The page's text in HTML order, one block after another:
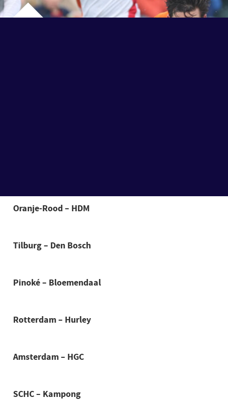
Oranje-Rood – HDM
Tilburg – Den Bosch
Pinoké – Bloemendaal
Rotterdam – Hurley
Amsterdam – HGC
SCHC – Kampong